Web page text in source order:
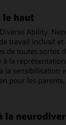
le haut
Diverse Ability
travail inclusif et
de toutes sortes
à la
la sensibilisation
pour les
la